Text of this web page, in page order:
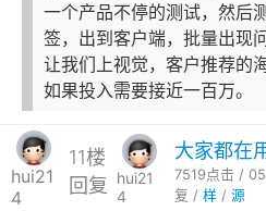
一个产品不停的测试，然后
签，出到客户端，批量出现
让我们上视觉，客户推荐的
如果投入需要接近一百万。
hui21
4
11楼
回复 hui21
4
大家都在
7519点击 /
复 / 样/ 源